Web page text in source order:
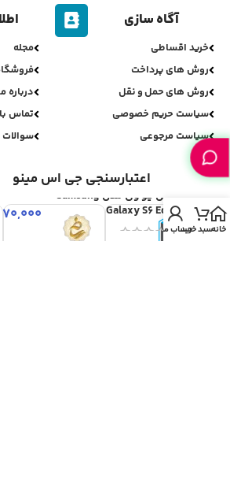
آگاه سازی
خرید اقساطی
روش های پرداخت
روش های حمل و نقل
سیاست حریم خصوصی
سیاست مرجوعی
مجله
درباره
تماس
اعتبارسنجی جی اس مینو
خانهسبد خریدحساب من
گلس یو وی مدل Samsung
Galaxy S6 Edge
70,000